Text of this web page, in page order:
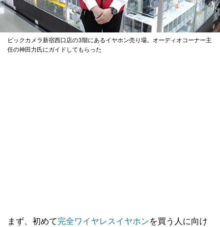
ビックカメラ新宿西口店の3階にあるイヤホン売り場。オーディオコーナー主
任の神田力氏にガイドしてもらった
まず、初めて完全ワイヤレスイヤホンを買う人に向け